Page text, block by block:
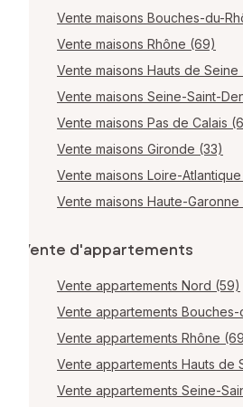
Vente maisons Bouches-du-
Vente maisons Rhône (69)
Vente maisons Hauts de Seine
Vente maisons Seine-Saint-
Vente maisons Pas de Calais
Vente maisons Gironde (33)
Vente maisons Loire-
Vente maisons Haute-Garonne
Vente d'appartements
Vente appartements Nord (59)
Vente appartements Bouches-
Vente appartements Rhône
Vente appartements Hauts de
Vente appartements Seine-